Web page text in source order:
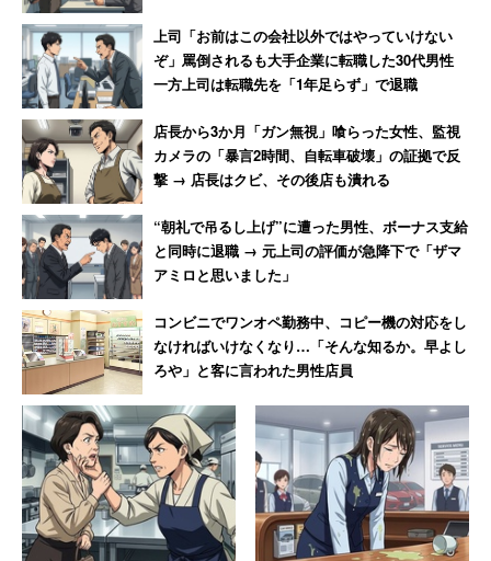
【あわせて読みたい】
世帯年収1300万円の40代男性「普段はユニクロで十分だ
が、お出かけ時は割引品のノースフェイス」
「妻が働かない。離婚したい」世帯年収800～1000万円、
家族関係に不満がある人の声
上司「お前はこの会社以外ではやっていけない
ぞ」罵倒されるも大手企業に転職した30代男性
一方上司は転職先を「1年足らず」で退職
店長から3か月「ガン無視」喰らった女性、監視
カメラの「暴言2時間、自転車破壊」の証拠で反
撃 → 店長はクビ、その後店も潰れる
“朝礼で吊るし上げ”に遭った男性、ボーナス支給
と同時に退職 → 元上司の評価が急降下で「ザマ
アミロと思いました」
コンビニでワンオペ勤務中、コピー機の対応をし
なければいけなくなり…「そんな知るか。早よし
ろや」と客に言われた男性店員